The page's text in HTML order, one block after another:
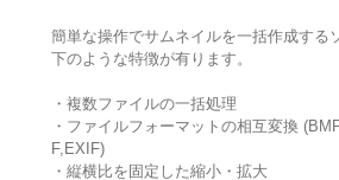
簡単な操作でサムネイルを一括作成する
下のような特徴が有ります。
・複数ファイルの一括処理
・ファイルフォーマットの相互変換
F,EXIF)
・縦横比を固定した縮小・拡大